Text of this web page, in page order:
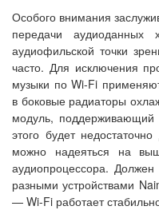
Особого внимания
передачи
аудиофильской точки
часто. Для исключения
музыки по Wi-Fi
в боковые радиаторы
модуль,
этого будет
можно надеяться на
аудиопроцессора.
разными устройствами
— Wi-Fi работает